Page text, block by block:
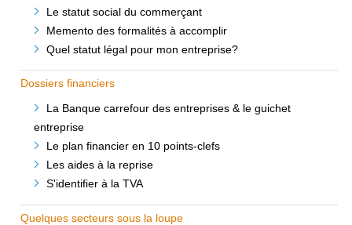
Le statut social du commerçant
Memento des formalités à accomplir
Quel statut légal pour mon entreprise?
Dossiers financiers
La Banque carrefour des entreprises & le guichet
entreprise
Le plan financier en 10 points-clefs
Les aides à la reprise
S'identifier à la TVA
Quelques secteurs sous la loupe